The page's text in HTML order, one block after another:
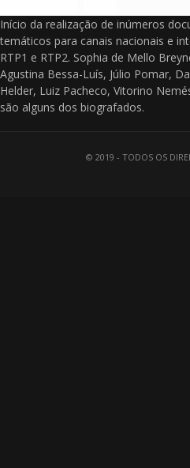
Início da realização de inúmeros
temáticos para canais nacionais e
RTP1 e RTP2. Sophia de Mello
Agustina Bessa-Luís, Júlio Pomar,
Helder, Luiz Pacheco, Vitorino
são alguns dos biografados.
© 2019 - TODOS OS